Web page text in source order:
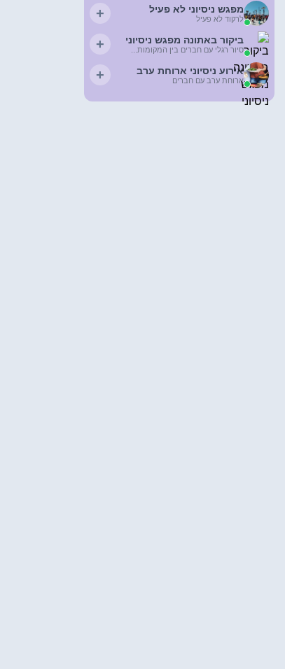
מפגש ניסיוני לא פעיל
לרקוד לא פעיל +
ביקור באתונה מפגש ניסיוני
סיור רגלי עם חברים בין המקומות... +
אירוע ניסיוני ארוחת ערב
ארוחת ערב עם חברים +